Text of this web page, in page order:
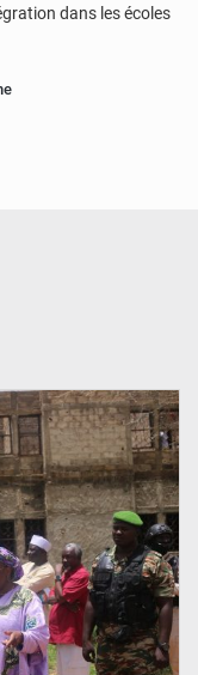
dans les écoles